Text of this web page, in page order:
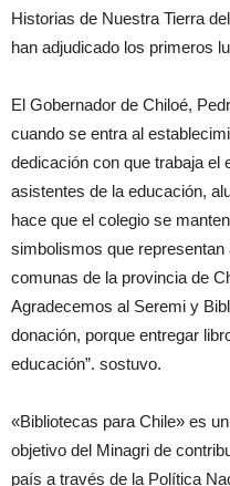
Historias de Nuestra Tierra
han adjudicado los primeros
El Gobernador de Chiloé,
cuando se entra al
dedicación con que trabaja el
asistentes de la educación,
hace que el colegio se
simbolismos que
comunas de la provincia de
Agradecemos al Seremi y
donación, porque entregar
educación”. sostuvo.
«Bibliotecas para Chile» es
objetivo del Minagri de
país a través de la Política